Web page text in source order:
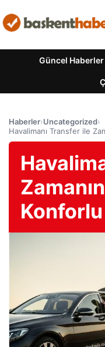
Güncel Haberler
Haberler›Uncategorized›
Havalimanı Transfer ile
Konforlu